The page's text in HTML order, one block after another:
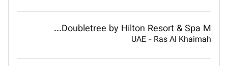
Doubletree by Hilton Resort & Spa M...
UAE - Ras Al Khaimah